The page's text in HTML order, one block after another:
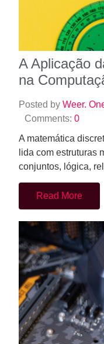
A Aplicação
na
Posted by Weer.
Comments: 0
A matemática
lida com estruturas
conjuntos, lógica,
Read More